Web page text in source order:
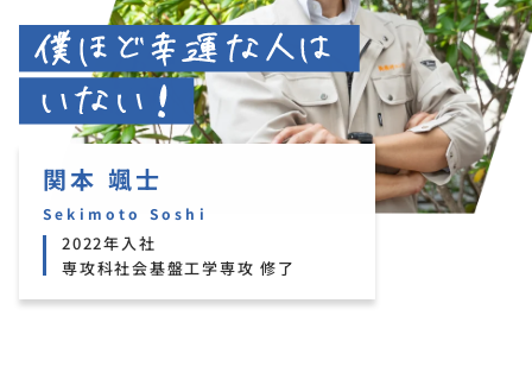
関本 颯士
Sekimoto Soshi
2022年入社
専攻科社会基盤工学専攻 修了